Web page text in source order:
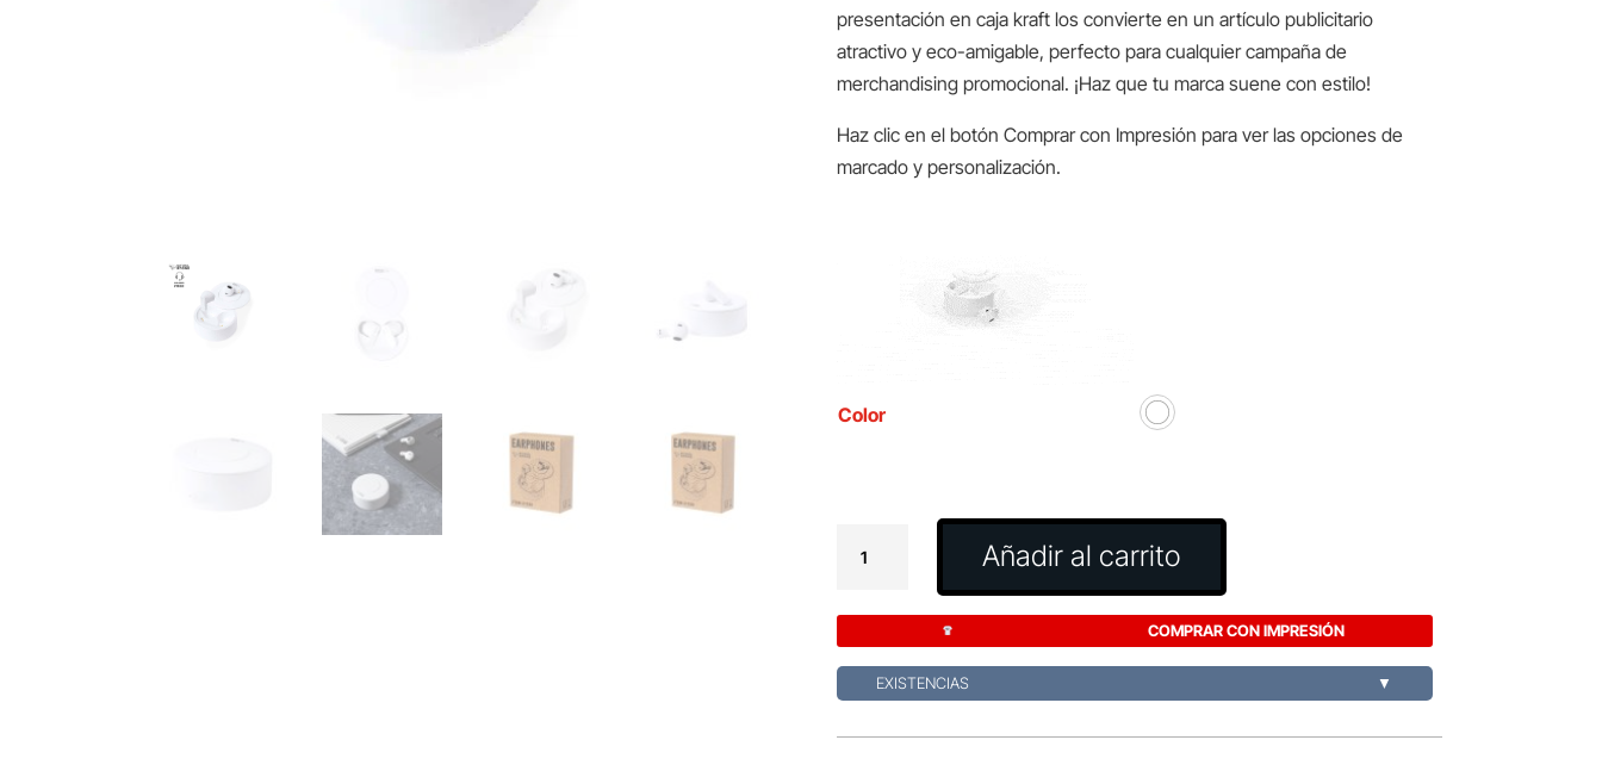
presentación en caja kraft los convierte en un artículo publicitario
atractivo y eco-amigable, perfecto para cualquier campaña de
merchandising promocional. ¡Haz que tu marca suene con estilo!
Haz clic en el botón Comprar con Impresión para ver las opciones de
marcado y personalización.
Color
Bekery
Añadir al carrito
COMPRAR CON IMPRESIÓN
EXISTENCIAS ▼